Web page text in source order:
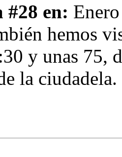
#28 en:
hemos
y unas 75,
la